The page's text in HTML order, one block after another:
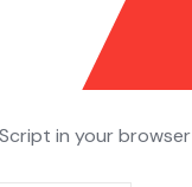
in your